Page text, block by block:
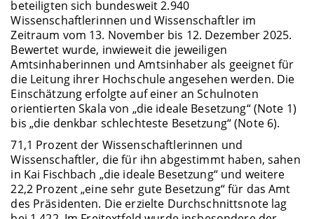
beteiligten sich bundesweit 2.940
Wissenschaftlerinnen und Wissenschaftler im
Zeitraum vom 13. November bis 12. Dezember 2025.
Bewertet wurde, inwieweit die jeweiligen
Amtsinhaberinnen und Amtsinhaber als geeignet für
die Leitung ihrer Hochschule angesehen werden. Die
Einschätzung erfolgte auf einer an Schulnoten
orientierten Skala von „die ideale Besetzung“ (Note 1)
bis „die denkbar schlechteste Besetzung“ (Note 6).
71,1 Prozent der Wissenschaftlerinnen und
Wissenschaftler, die für ihn abgestimmt haben, sahen
in Kai Fischbach „die ideale Besetzung“ und weitere
22,2 Prozent „eine sehr gute Besetzung“ für das Amt
des Präsidenten. Die erzielte Durchschnittsnote lag